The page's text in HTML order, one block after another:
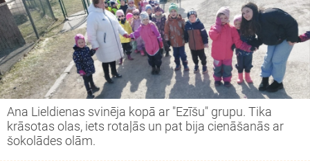
Ana Lieldienas svinēja kopā ar "Ezīšu" grupu. Tika
krāsotas olas, iets rotaļās un pat bija cienāšanās ar
šokolādes olām.